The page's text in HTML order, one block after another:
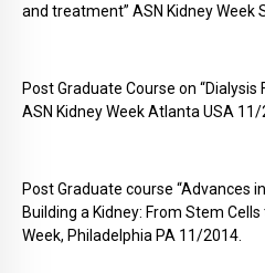
and treatment” ASN Kidney Week
Post Graduate Course on
ASN Kidney Week Atlanta USA 11/
Post Graduate course “Advances
Building a Kidney: From Stem
Week, Philadelphia PA 11/2014.